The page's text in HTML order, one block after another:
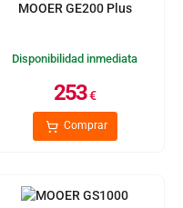
MOOER GE200 Plus
Disponibilidad inmediata
253€
Comprar